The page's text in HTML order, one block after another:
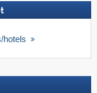
hotels